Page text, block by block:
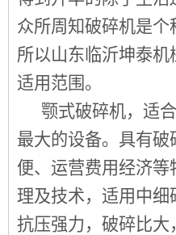
众所周知破碎机是
所以山东临沂坤泰
适用范围。
颚式破碎机，适合
最大的设备。具有
便、运营费用经济等
理及技术，适用中
抗压强力，破碎比